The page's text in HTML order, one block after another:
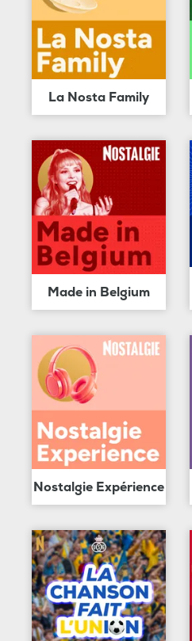
La Nosta Family
Made in Belgium
Nostalgie Expérience